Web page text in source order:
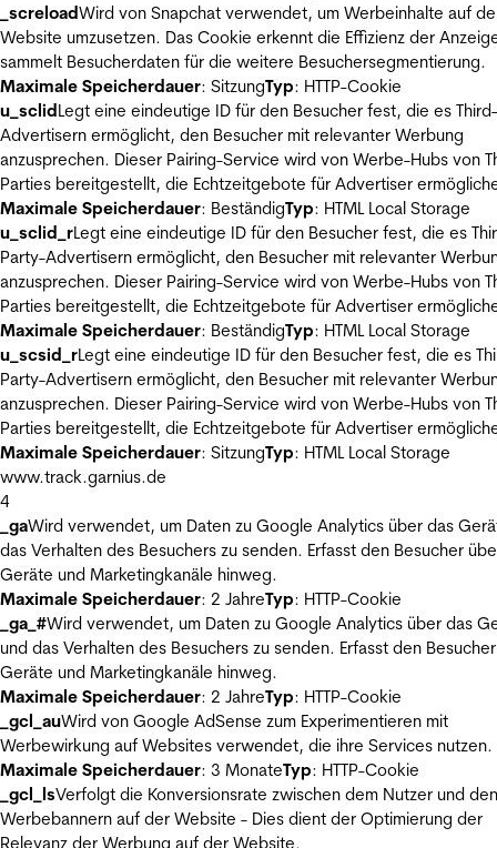
_screloadWird von Snapchat verwendet, um Werbeinhalte auf
Website umzusetzen. Das Cookie erkennt die Effizienz der
sammelt Besucherdaten für die weitere Besuchersegmentierung.
Maximale Speicherdauer: SitzungTyp: HTTP-Cookie
u_sclidLegt eine eindeutige ID für den Besucher fest, die es
Advertisern ermöglicht, den Besucher mit relevanter Werbung
anzusprechen. Dieser Pairing-Service wird von Werbe-Hubs von
Parties bereitgestellt, die Echtzeitgebote für Advertiser
Maximale Speicherdauer: BeständigTyp: HTML Local Storage
u_sclid_rLegt eine eindeutige ID für den Besucher fest, die es
Party-Advertisern ermöglicht, den Besucher mit relevanter
anzusprechen. Dieser Pairing-Service wird von Werbe-Hubs von
Parties bereitgestellt, die Echtzeitgebote für Advertiser
Maximale Speicherdauer: BeständigTyp: HTML Local Storage
u_scsid_rLegt eine eindeutige ID für den Besucher fest, die es
Party-Advertisern ermöglicht, den Besucher mit relevanter
anzusprechen. Dieser Pairing-Service wird von Werbe-Hubs von
Parties bereitgestellt, die Echtzeitgebote für Advertiser
Maximale Speicherdauer: SitzungTyp: HTML Local Storage
www.track.garnius.de
4
_gaWird verwendet, um Daten zu Google Analytics über das
das Verhalten des Besuchers zu senden. Erfasst den Besucher
Geräte und Marketingkanäle hinweg.
Maximale Speicherdauer: 2 JahreTyp: HTTP-Cookie
_ga_#Wird verwendet, um Daten zu Google Analytics über das
und das Verhalten des Besuchers zu senden. Erfasst den
Geräte und Marketingkanäle hinweg.
Maximale Speicherdauer: 2 JahreTyp: HTTP-Cookie
_gcl_auWird von Google AdSense zum Experimentieren mit
Werbewirkung auf Websites verwendet, die ihre Services nutzen.
Maximale Speicherdauer: 3 MonateTyp: HTTP-Cookie
_gcl_lsVerfolgt die Konversionsrate zwischen dem Nutzer und den
Werbebannern auf der Website - Dies dient der Optimierung der
Relevanz der Werbung auf der Website.